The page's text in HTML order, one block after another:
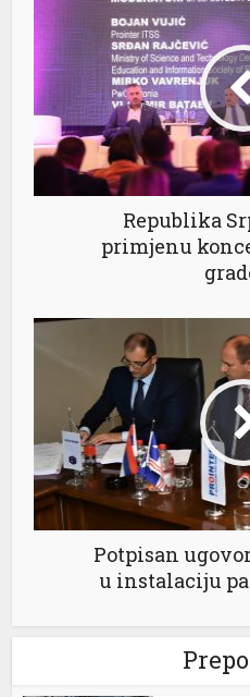
Republika
primjenu
Potpisan
u instalaciju